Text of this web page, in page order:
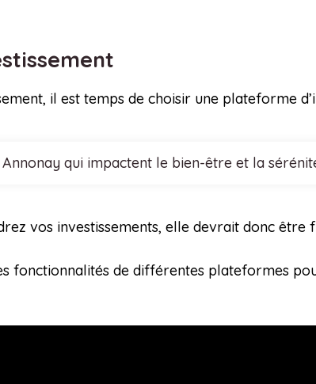
il est temps de choisir une plateforme
Annonay qui impactent le bien-être et la
vos investissements, elle devrait donc être
fonctionnalités de différentes plateformes